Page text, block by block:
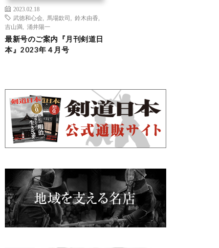
2023.02.18
武徳和心会
馬場欽司 鈴木由香
吉山満
涌井陽一
最新号のご案内『月刊剣道日
本』2023年４月号